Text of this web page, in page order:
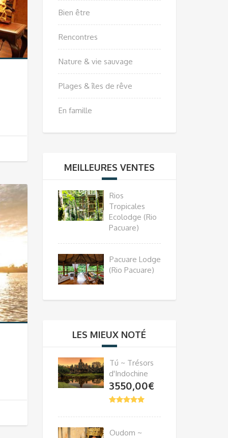
Bien être
Rencontres
Nature & vie sauvage
Plages & îles de rêve
En famille
MEILLEURES VENTES
Rios
Tropicales
Ecolodge (Rio
Pacuare)
Pacuare Lodge
(Rio Pacuare)
LES MIEUX NOTÉ
Tú ~ Trésors
d'Indochine
3550,00€
Oudom ~